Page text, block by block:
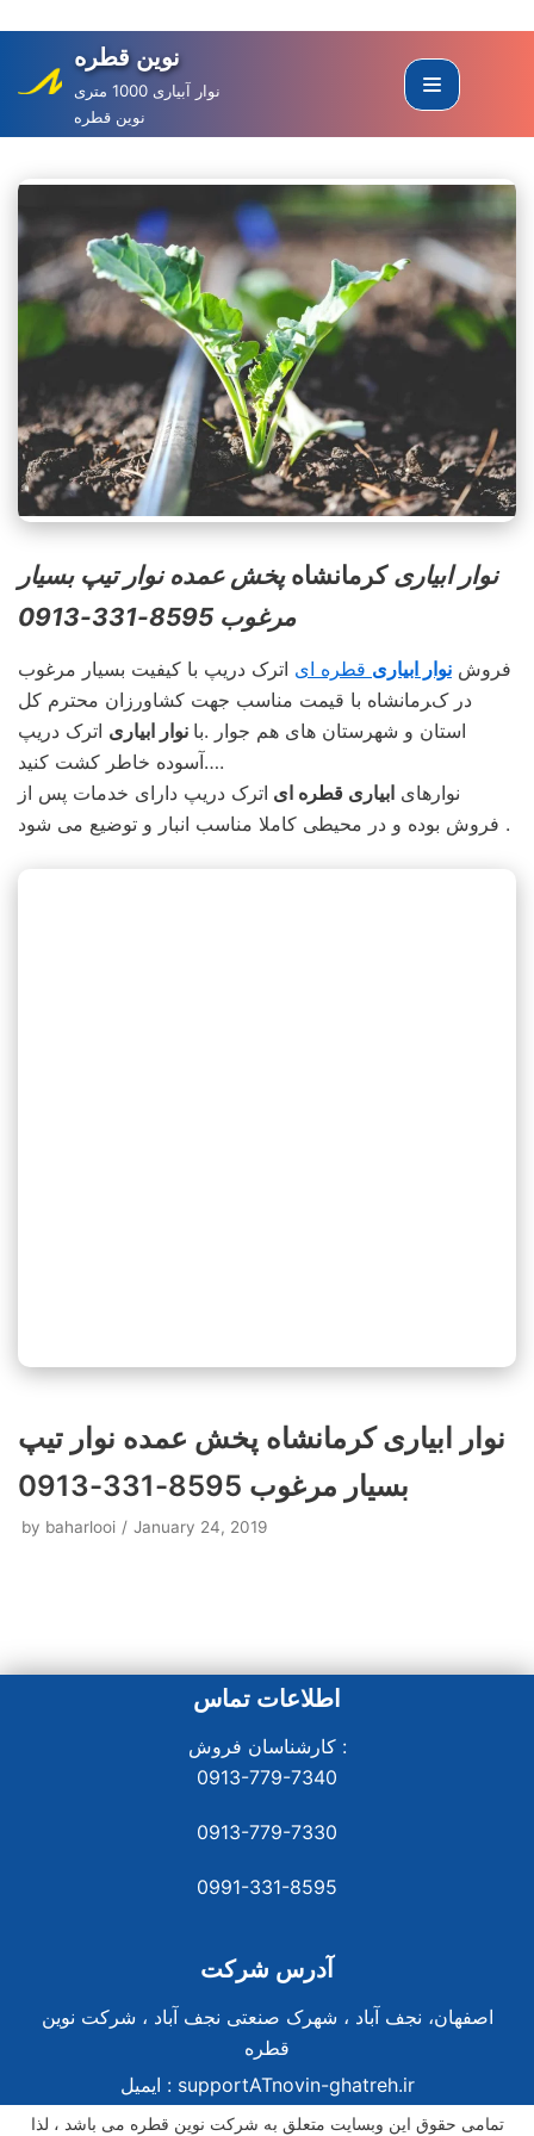
to
content
نوین قطره
نوار آبیاری 1000 متری
نوین قطره
نوار ابیاریکرمانشاهپخش عمده نوار تیپ بسیار
مرغوب 8595-331-0913
فروش نوار ابیاری قطره ای اترک دریپ با کیفیت بسیار مرغوب
در کرمانشاه با قیمت مناسب جهت کشاورزان محترم کل
استان و شهرستان های هم جوار .با نوار ابیاری اترک دریپ
آسوده خاطر کشت کنید….
نوارهای ابیاری قطره ای اترک دریپ دارای خدمات پس از
فروش بوده و در محیطی کاملا مناسب انبار و توضیع می شود .
نوار ابیاری کرمانشاه پخش عمده نوار تیپ
بسیار مرغوب 8595-331-0913
by baharlooi January 24, 2019
اطلاعات تماس
کارشناسان فروش :
0913-779-7340
0913-779-7330
0991-331-8595
آدرس شرکت
اصفهان، نجف آباد ، شهرک صنعتی نجف آباد ، شرکت نوین
قطره
ایمیل : supportATnovin-ghatreh.ir
تمامی حقوق این وبسایت متعلق به شرکت نوین قطره می باشد ، لذا